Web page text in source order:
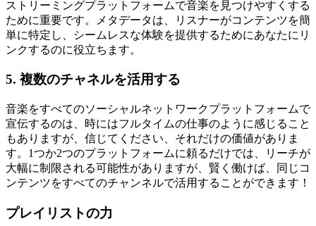
ストリーミングプラットフォームで音楽を見つけやすくする
ために重要です。メタデータは、リスナーがコンテンツを簡
単に特定し、シームレスな体験を提供するためにあなたにリ
ンクするのに役立ちます。
5. 複数のチャネルを活用する
音楽をすべてのソーシャルネットワークプラットフォームで
宣伝するのは、時にはフルタイムの仕事のように感じること
もありますが、信じてください、それだけの価値がありま
す。1つか2つのプラットフォームに頼るだけでは、リーチが
大幅に制限される可能性がありますが、賢く働けば、同じコ
ンテンツをすべてのチャンネルで活用することができます！
プレイリストの力